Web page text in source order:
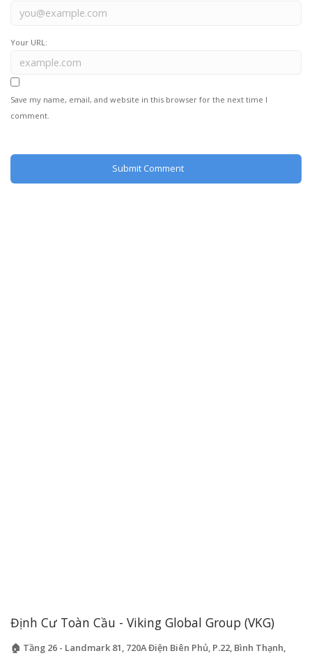
Your URL:
Save my name, email, and website in this browser for the next time I
comment.
Định Cư Toàn Cầu - Viking Global Group (VKG)
🏠 Tầng 26 - Landmark 81, 720A Điện Biên Phủ, P.22, Bình Thạnh,